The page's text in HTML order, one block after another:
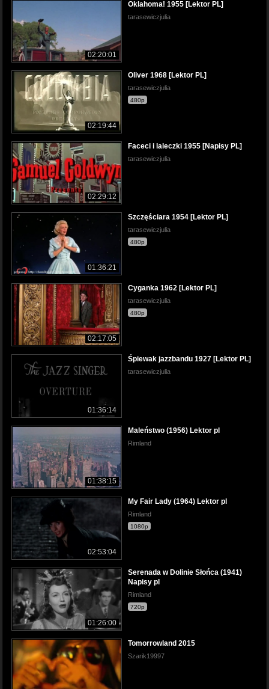
02:20:01
Oklahoma! 1955 [Lektor PL]
tarasewiczjulia
02:19:44
Oliver 1968 [Lektor PL]
tarasewiczjulia
480p
02:29:12
Faceci i laleczki 1955 [Napisy PL]
tarasewiczjulia
01:36:21
Szczęściara 1954 [Lektor PL]
tarasewiczjulia
480p
02:17:05
Cyganka 1962 [Lektor PL]
tarasewiczjulia
480p
01:36:14
Śpiewak jazzbandu 1927 [Lektor PL]
tarasewiczjulia
01:38:15
Maleństwo (1956) Lektor pl
Rimland
02:53:04
My Fair Lady (1964) Lektor pl
Rimland
1080p
01:26:00
Serenada w Dolinie Słońca (1941)
Napisy pl
Rimland
720p
Tomorrowland 2015
Szarik19997